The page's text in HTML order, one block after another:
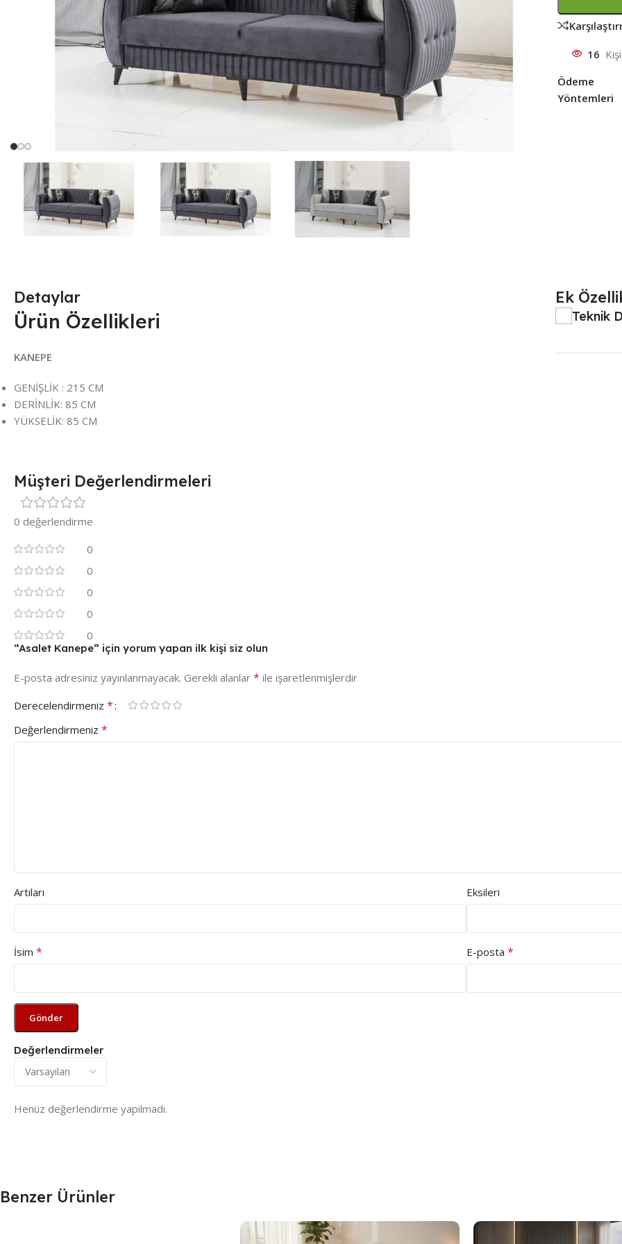
16
Ödeme
Yöntemleri
Detaylar
Ürün Özellikleri
KANEPE
GENİŞLİK : 215 CM
DERİNLİK: 85 CM
YÜKSELİK: 85 CM
Ek
Teknik
Müşteri Değerlendirmeleri
0 değerlendirme
0
0
0
0
0
Değerlendirmeler
Henüz değerlendirme yapılmadı.
“Asalet Kanepe” için yorum yapan ilk kişi siz olun
E-posta adresiniz yayınlanmayacak. Gerekli alanlar * ile işaretlenmişlerdir
Derecelendirmeniz *
Değerlendirmeniz *
Artıları Eksileri
İsim * E-posta *
Benzer Ürünler